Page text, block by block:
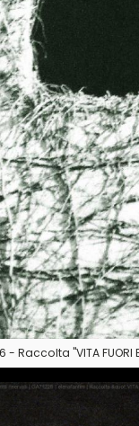
- Raccolta "VITA FUORI